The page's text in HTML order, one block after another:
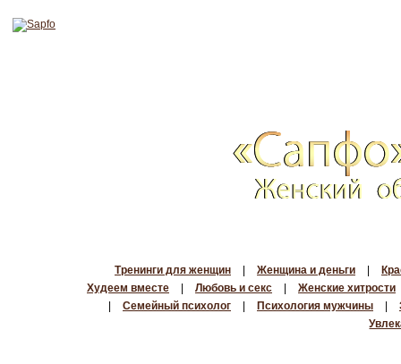
Тренинги для женщин Женщина и деньги
Худеем вместе
Любовь и секс
Женские хитрости
Семейный психолог Психология мужчины